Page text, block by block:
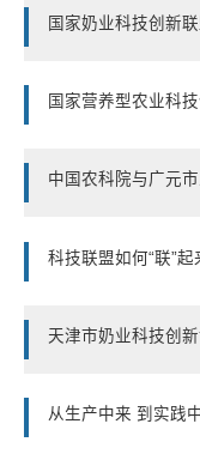
国家营养型农业科
科技联盟如何“联”起
天津市奶业科技创
从生产中来 到实践